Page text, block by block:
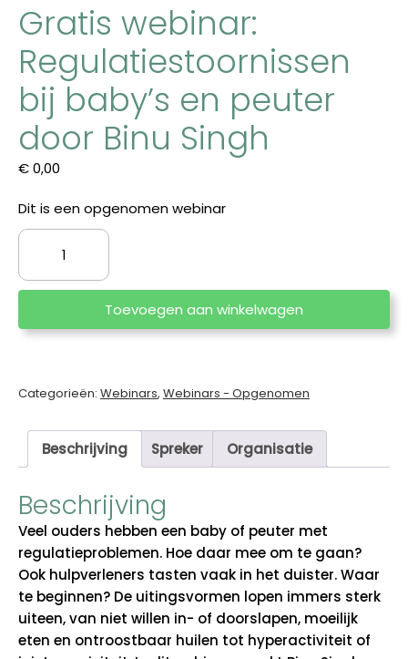
Gratis webinar:
Regulatiestoornissen
bij baby’s en peuter
door Binu Singh
€0,00
Dit is een opgenomen webinar
Gratis
webinar:
Regulatiestoornissen
baby’s
door
Singh
aantal
Toevoegen aan winkelwagen
Categorieën: Webinars, Webinars - Opgenomen
Beschrijving Spreker Organisatie
Beschrijving
Veel ouders hebben een baby of peuter met
regulatieproblemen. Hoe daar mee om te gaan?
Ook hulpverleners tasten vaak in het duister. Waar
te beginnen? De uitingsvormen lopen immers sterk
uiteen, van niet willen in- of doorslapen, moeilijk
eten en ontroostbaar huilen tot hyperactiviteit of